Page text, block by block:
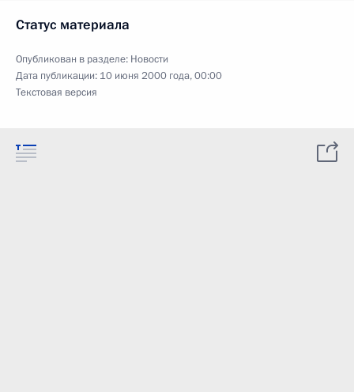
Статус материала
Опубликован в разделе: Новости
Дата публикации: 10 июня 2000 года, 00:00
Текстовая версия